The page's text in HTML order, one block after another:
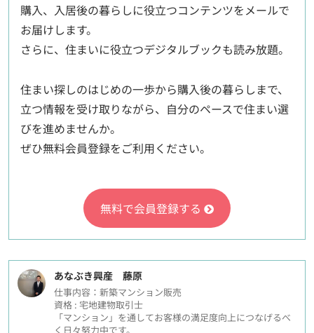
購入、入居後の暮らしに役立つコンテンツをメールで
お届けします。
さらに、住まいに役立つデジタルブックも読み放題。
住まい探しのはじめの一歩から購入後の暮らしまで、
立つ情報を受け取りながら、自分のペースで住まい選
びを進めませんか。
ぜひ無料会員登録をご利用ください。
無料で会員登録する
あなぶき興産 藤原
仕事内容：新築マンション販売
資格 : 宅地建物取引士
「マンション」を通してお客様の満足度向上につなげるべ
く日々努力中です。